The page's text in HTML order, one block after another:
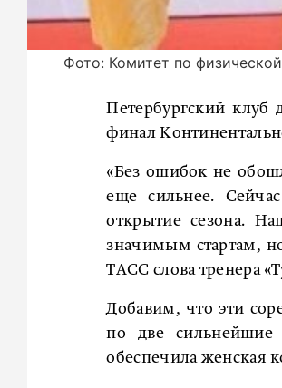
Фото: Комитет по
Петербургский клуб
финал
«Без ошибок не
еще сильнее.
открытие сезона.
значимым стартам,
ТАСС слова тренера
Добавим, что эти
по две
обеспечила женская